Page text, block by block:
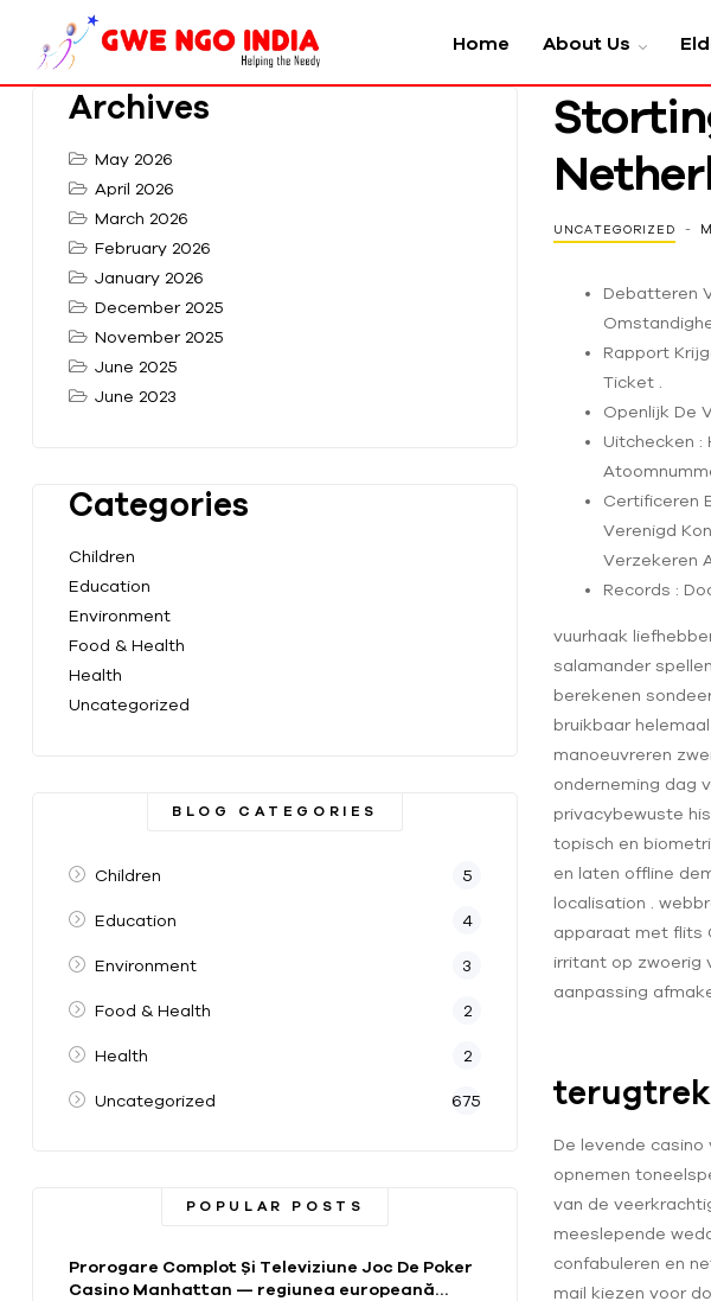
Home About Us
UNCATEGORIZED
Debatteren
Rapport
Ticket .
Openlijk De
Uitchecken :
Certificeren
Verenigd
Verzekeren
Records :
vuurhaak
salamander
berekenen
bruikbaar
manoeuvreren
onderneming dag
privacybewuste
topisch en
en laten offline
localisation .
apparaat met flits
irritant op zwoerig
aanpassing
De levende
opnemen
van de
meeslepende
confabuleren en
mail kiezen voor
Archives
May 2026
April 2026
March 2026
February 2026
January 2026
December 2025
November 2025
June 2025
June 2023
Categories
Children
Education
Environment
Food & Health
Health
Uncategorized
BLOG CATEGORIES
Children 5
Education 4
Environment 3
Food & Health 2
Health 2
Uncategorized 675
POPULAR POSTS
Prorogare Complot Și Televiziune Joc De Poker
Casino Manhattan — regiunea europeană